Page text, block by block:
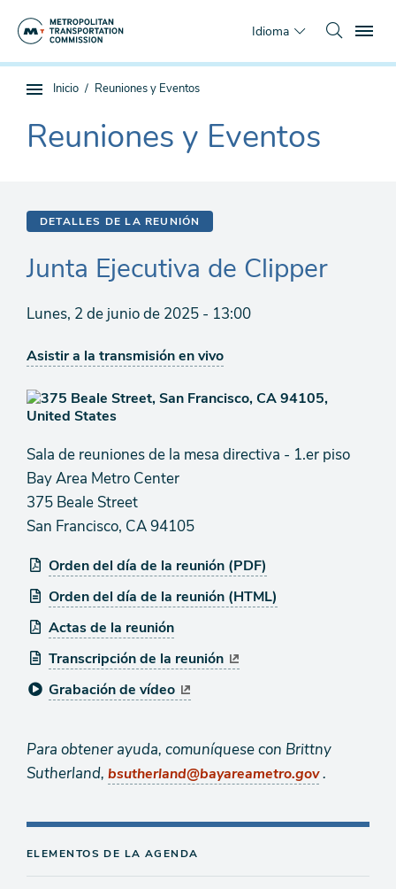
Idioma
Navegación
de
subpágina
Estás
Inicio Reuniones y Eventos
The
current
Reuniones y Eventos
DETALLES DE LA REUNIÓN
Junta Ejecutiva de Clipper
Lunes, 2 de junio de 2025 - 13:00
Asistir a la transmisión en vivo
Sala de reuniones de la mesa directiva - 1.er piso
Bay Area Metro Center
375 Beale Street
San Francisco, CA 94105
Orden del día de la reunión (PDF)
Orden del día de la reunión (HTML)
Actas de la reunión
Transcripción de la reunión
Grabación de vídeo
Para obtener ayuda, comuníquese con Brittny
Sutherland, bsutherland@bayareametro.gov.
ELEMENTOS DE LA AGENDA